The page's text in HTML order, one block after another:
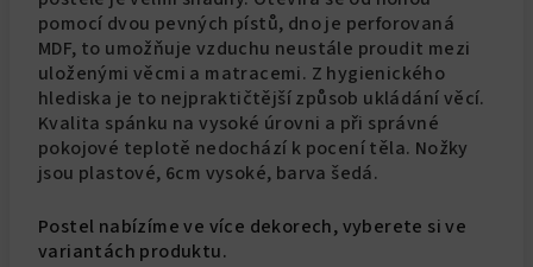
pomocí dvou pevných pístů, dno je perforovaná
MDF, to umožňuje vzduchu neustále proudit mezi
uloženými věcmi a matracemi. Z hygienického
hlediska je to nejpraktičtější způsob ukládání věcí.
Kvalita spánku na vysoké úrovni a při správné
pokojové teplotě nedochází k pocení těla. Nožky
jsou plastové, 6cm vysoké, barva šedá.
Postel nabízíme ve více dekorech, vyberete si ve
variantách produktu.